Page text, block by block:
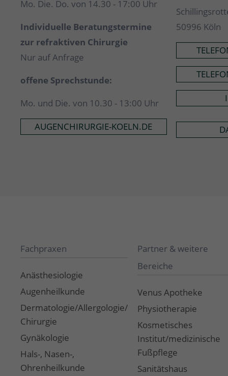
Mo. Die. Do. von 14.30 - 17:00 Uhr
Individuelle Beratungstermine
zur refraktiven Chirurgie
Nur auf Anfrage
offene Sprechstunde:
Mo. und Die. von 10.30 - 13:00 Uhr
AUGENCHIRURGIE-KOELN.DE
50996 Köln
Fachpraxen
Anästhesiologie
Augenheilkunde
Dermatologie/Allergologie/Dermato-
Chirurgie
Gynäkologie
Hals-, Nasen-,
Ohrenheilkunde
Partner & weitere
Bereiche
Venus Apotheke
Physiotherapie
Kosmetisches
Institut/medizinische
Fußpflege
Sanitätshaus